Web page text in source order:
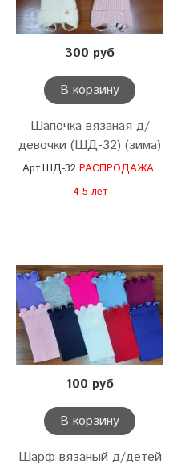
300 руб
В корзину
Шапочка вязаная д/
девочки (ШД-32) (зима)
Арт.ШД-32 РАСПРОДАЖА
4-5 лет
100 руб
В корзину
Шарф вязаный д/детей